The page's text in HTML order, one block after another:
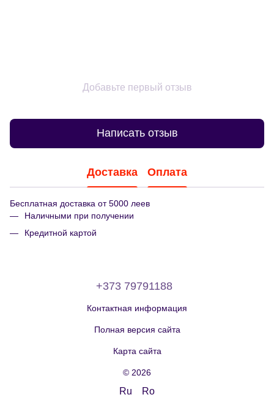
Добавьте первый отзыв
Написать отзыв
Доставка Оплата
Бесплатная доставка от 5000 леев
Наличными при получении
Кредитной картой
+373 79791188
Контактная информация
Полная версия сайта
Карта сайта
© 2026
Ru Ro